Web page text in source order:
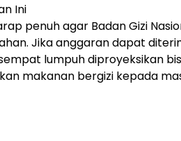
Ini
penuh agar Badan Gizi
Jika anggaran dapat
lumpuh diproyeksikan
makanan bergizi kepada